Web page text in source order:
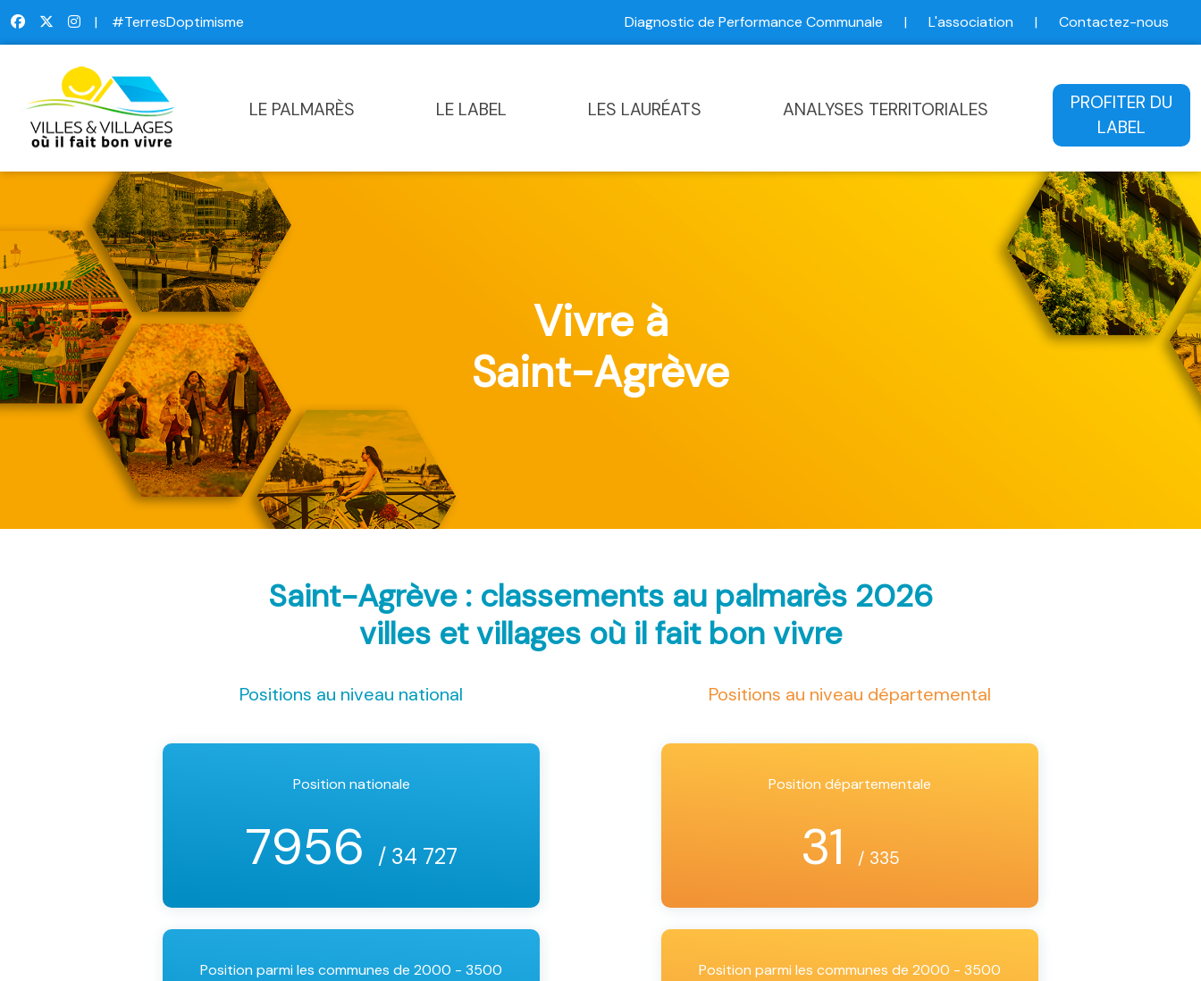
| #TerresDoptimisme Diagnostic de Performance Communale | L'association | Contactez-nous
LE PALMARÈS LE LABEL LES LAURÉATS ANALYSES TERRITORIALES
PROFITER DU
LABEL
Vivre à
Saint-Agrève
Saint-Agrève : classements au palmarès 2026
villes et villages où il fait bon vivre
Positions au niveau national
Position nationale
7956 / 34 727
Position parmi les communes de 2000 - 3500
Positions au niveau départemental
Position départementale
31 / 335
Position parmi les communes de 2000 - 3500